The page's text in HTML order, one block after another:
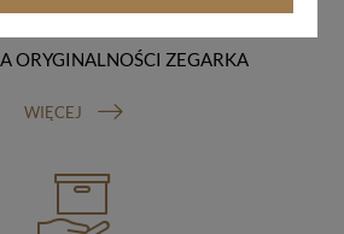
ochronie danych, tj. RODO).
możemy udostępniać
podmioty przetwarzają dane na
Twoje dane poza teren
Obszaru Gospodarczego.
danych
ORYGINALNOŚCI ZEGARKA
WIĘCEJ